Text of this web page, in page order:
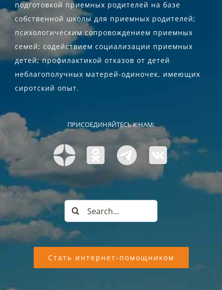
подготовкой приемных родителей на базе
собственной школы для приемных родителей;
психологическим сопровождением приемных
семей; содействием социализации приемных
детей; профилактикой отказов от детей
неблагополучных матерей-одиночек, имеющих
сиротский опыт.
ПРИСОЕДИНЯЙТЕСЬ К НАМ:
Search
for:
Стать интернет-помощником